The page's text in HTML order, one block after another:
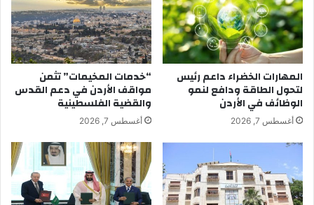
المهارات الخضراء داعم رئيس
لتحول الطاقة ودافع لنمو
الوظائف في الأردن
أغسطس 7, 2026
“خدمات المخيمات” تثمن
مواقف الأردن في دعم القدس
والقضية الفلسطينية
أغسطس 7, 2026